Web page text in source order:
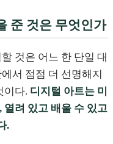
준 것은 무엇인가
것은 어느 한 단일 대
서 점점 더 선명해지
이다. 디지털 아트는 미
열려 있고 배울 수 있고
.